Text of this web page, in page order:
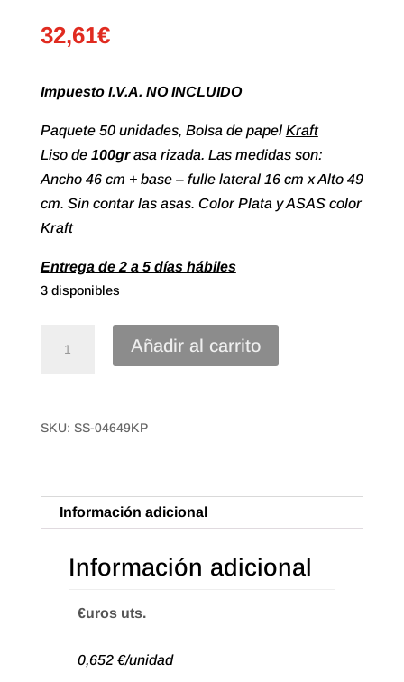
32,61€
Impuesto I.V.A. NO INCLUIDO
Paquete 50 unidades, Bolsa de papel Kraft
Lisode 100grasa rizada. Las medidas son:
Ancho 46 cm + base – fulle lateral 16 cm x Alto 49
cm. Sin contar las asas. Color Plata y ASAS color
Kraft
Entrega de 2 a 5 días hábiles
3 disponibles
liso
asa
46+16X49
Color
Plata
(50u.)
Añadir al carrito
SKU: SS-04649KP
Información adicional
Información adicional
€uros uts.
0,652 €/unidad